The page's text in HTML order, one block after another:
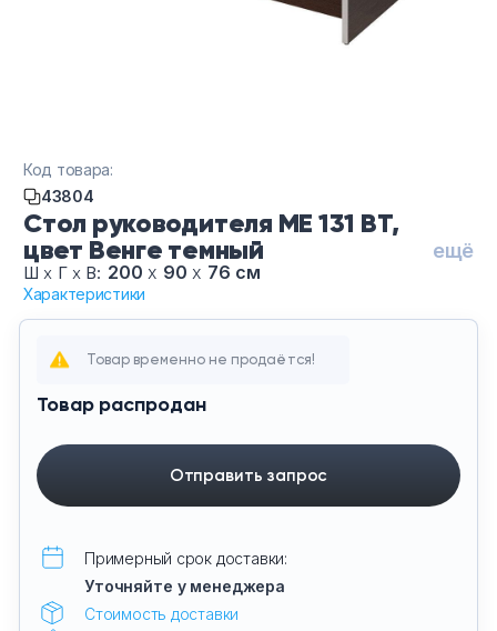
Стол руководителя МЕ 131 ВТ,
цвет Венге темный
ещё
Шх Г х В: 200х 90х 76 см
Характеристики
Код товара:
43804
Товар временно не продаётся!
Товар распродан
Отправить запрос
Примерный срок доставки:
Уточняйте у менеджера
Стоимость доставки
Обеденная зона
Искусственные растения
Кашпо